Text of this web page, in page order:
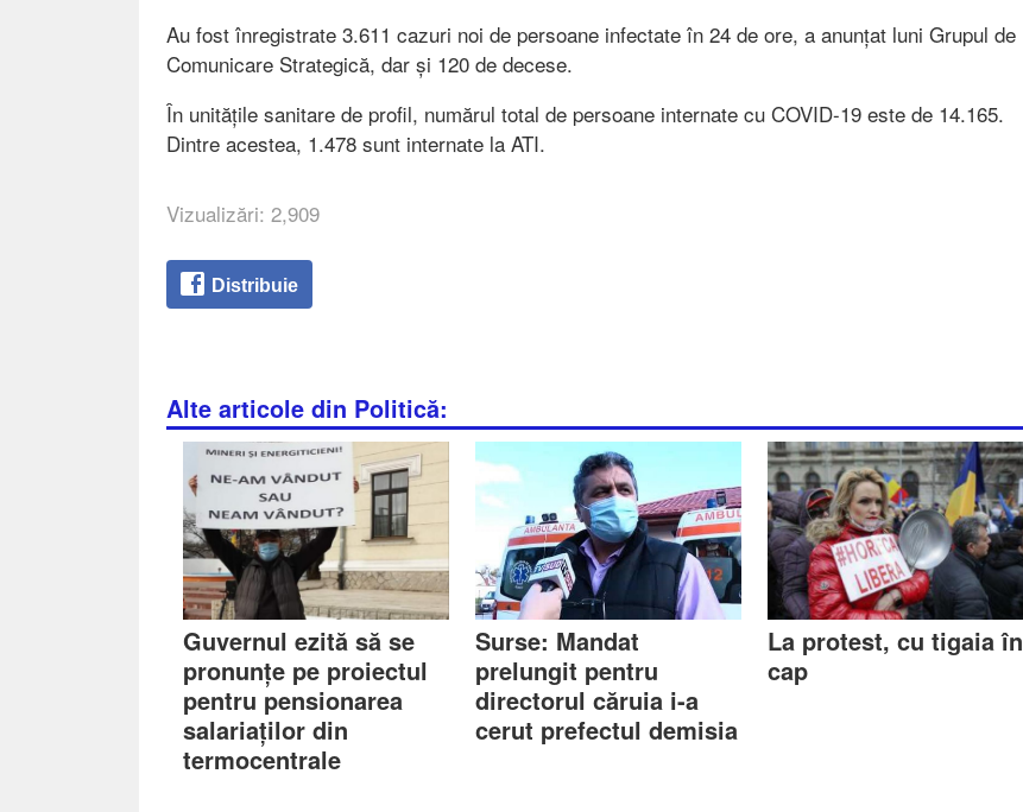
Au fost înregistrate 3.611 cazuri noi de persoane infectate în 24 de ore, a anunțat luni Grupul de
Comunicare Strategică, dar și 120 de decese.
În unitățile sanitare de profil, numărul total de persoane internate cu COVID-19 este de 14.165.
Dintre acestea, 1.478 sunt internate la ATI.
Vizualizări: 2,909
Distribuie
Alte articole din Politică:
Guvernul ezită să se
pronunțe pe proiectul
pentru pensionarea
salariaților din
termocentrale
Surse: Mandat
prelungit pentru
directorul căruia i-a
cerut prefectul demisia
La protest, cu tigaia în
cap